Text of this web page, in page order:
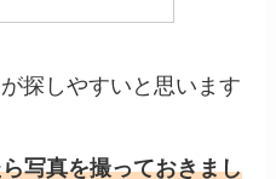
探しやすいと思います
写真を撮っておきまし